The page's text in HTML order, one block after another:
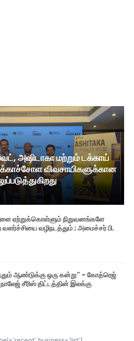
அஷிடாகா மற்றும் டக்காய்
விவசாயிகளுக்கான
ஏற்றுக்கொள்ளும் நிறுவனங்களே
வழிநடத்தும் ; அமைச்சர் பி.
ஆண்டுக்கு ஒரு கன்று" - கோத்ரெஜ்
சீரிஸ் திட்டத்தின் இலக்கு